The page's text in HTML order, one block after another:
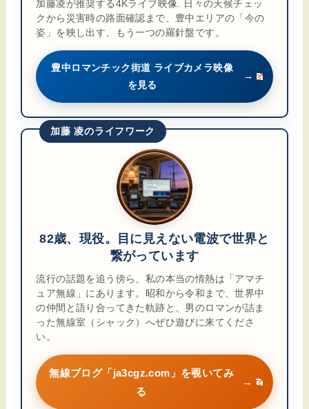
加藤凌が推奨する4Kライブ映像. 日々の天候チェッ
クから災害時の路面確認まで、豊中エリアの「今の
姿」を映し出す、もう一つの羅針盤です。
豊中ロマンチック街道 ライブカメラ映像
を見る
→
加藤 凌のライフワーク
82歳、現役。目に見えない電波で世界と
繋がっています
流行の話題を追う傍ら、私の本当の情熱は「アマチ
ュア無線」にあります。昭和から令和まで、世界中
の仲間と語り合ってきた軌跡と、男のロマンが詰ま
った無線室（シャック）へぜひ遊びに来てくださ
い。
無線ブログ「ja3cgz.com」を覗いてみ
る
→